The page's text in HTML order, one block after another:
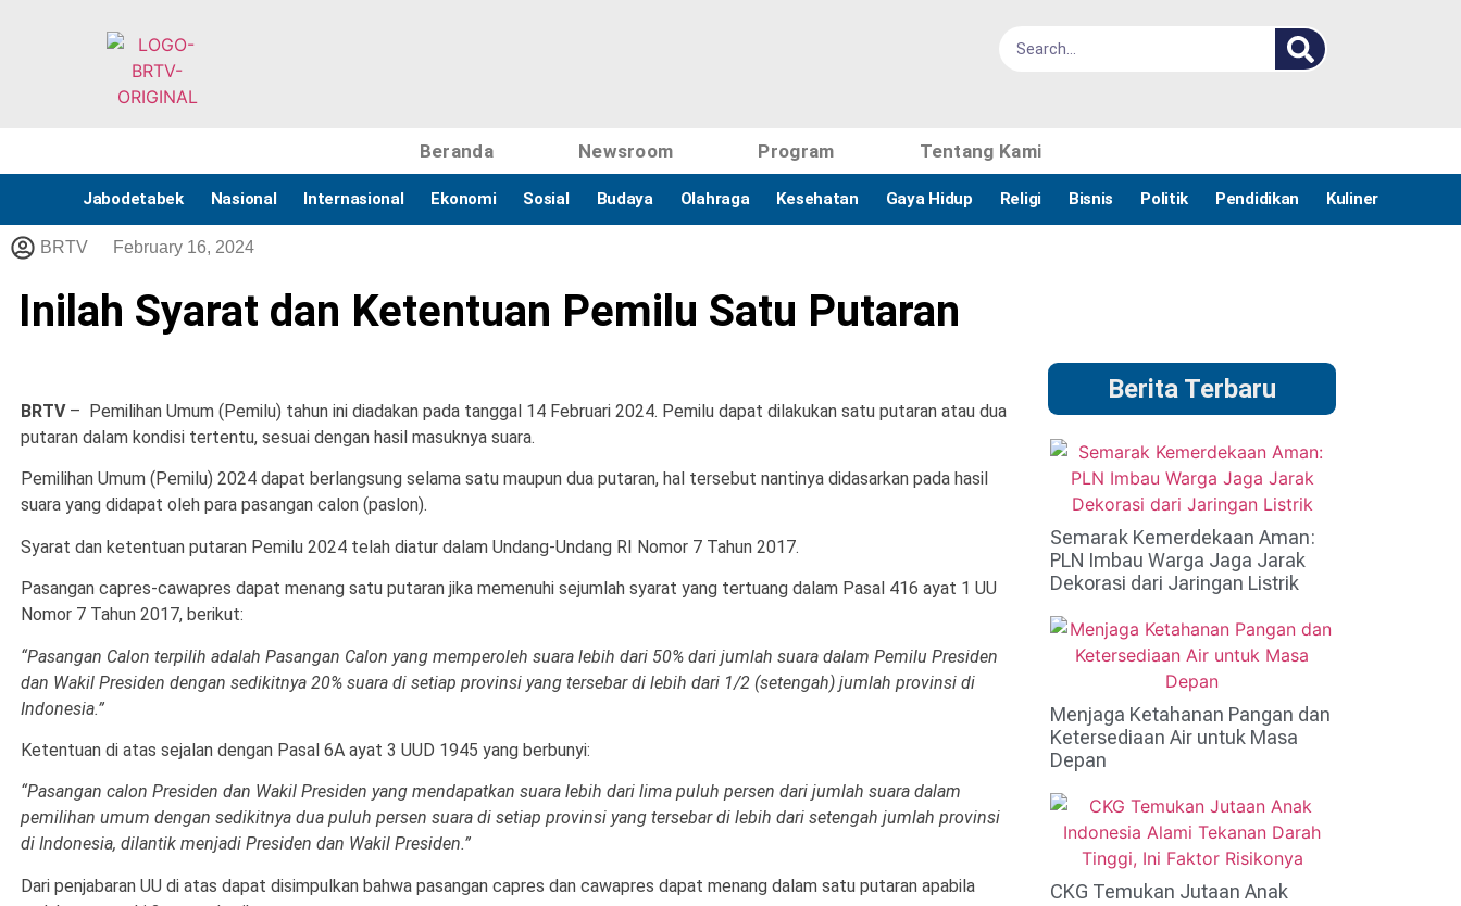
Beranda Newsroom Program Tentang Kami
Jabodetabek Nasional Internasional Ekonomi Sosial Budaya Olahraga Kesehatan Gaya Hidup Religi Bisnis Politik Pendidikan Kuliner
BRTV February 16, 2024
Inilah Syarat dan Ketentuan Pemilu Satu Putaran
BRTV – Pemilihan Umum (Pemilu) tahun ini diadakan pada tanggal 14 Februari 2024. Pemilu dapat dilakukan satu putaran atau dua
putaran dalam kondisi tertentu, sesuai dengan hasil masuknya suara.
Pemilihan Umum (Pemilu) 2024 dapat berlangsung selama satu maupun dua putaran, hal tersebut nantinya didasarkan pada hasil
suara yang didapat oleh para pasangan calon (paslon).
Syarat dan ketentuan putaran Pemilu 2024 telah diatur dalam Undang-Undang RI Nomor 7 Tahun 2017.
Pasangan capres-cawapres dapat menang satu putaran jika memenuhi sejumlah syarat yang tertuang dalam Pasal 416 ayat 1 UU
Nomor 7 Tahun 2017, berikut:
“Pasangan Calon terpilih adalah Pasangan Calon yang memperoleh suara lebih dari 50% dari jumlah suara dalam Pemilu Presiden
dan Wakil Presiden dengan sedikitnya 20% suara di setiap provinsi yang tersebar di lebih dari 1/2 (setengah) jumlah provinsi di
Indonesia.”
Ketentuan di atas sejalan dengan Pasal 6A ayat 3 UUD 1945 yang berbunyi:
“Pasangan calon Presiden dan Wakil Presiden yang mendapatkan suara lebih dari lima puluh persen dari jumlah suara dalam
pemilihan umum dengan sedikitnya dua puluh persen suara di setiap provinsi yang tersebar di lebih dari setengah jumlah provinsi
di Indonesia, dilantik menjadi Presiden dan Wakil Presiden.”
Dari penjabaran UU di atas dapat disimpulkan bahwa pasangan capres dan cawapres dapat menang dalam satu putaran apabila
Berita Terbaru
Semarak Kemerdekaan Aman:
PLN Imbau Warga Jaga Jarak
Dekorasi dari Jaringan Listrik
Menjaga Ketahanan Pangan dan
Ketersediaan Air untuk Masa
Depan
CKG Temukan Jutaan Anak